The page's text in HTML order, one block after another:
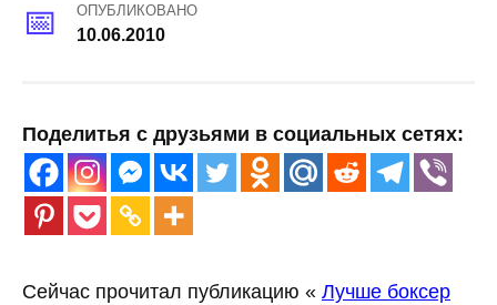
ОПУБЛИКОВАНО
10.06.2010
Поделитья с друзьями в социальных сетях:
Сейчас прочитал публикацию « Лучше боксер